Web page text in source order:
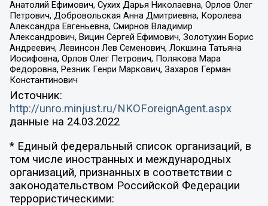
Анатолий Ефимович, Сухих Дарья Николаевна, Орлов Олег
Петрович, Добровольская Анна Дмитриевна, Королева
Александра Евгеньевна, Смирнов Владимир
Александрович, Вицин Сергей Ефимович, Золотухин Борис
Андреевич, Левинсон Лев Семенович, Локшина Татьяна
Иосифовна, Орлов Олег Петрович, Полякова Мара
Федоровна, Резник Генри Маркович, Захаров Герман
Константинович
Источник:
http://unro.minjust.ru/NKOForeignAgent.aspx
данные на 24.03.2022
* Единый федеральный список организаций, в
том числе иностранных и международных
организаций, признанных в соответствии с
законодательством Российской Федерации
террористическими: